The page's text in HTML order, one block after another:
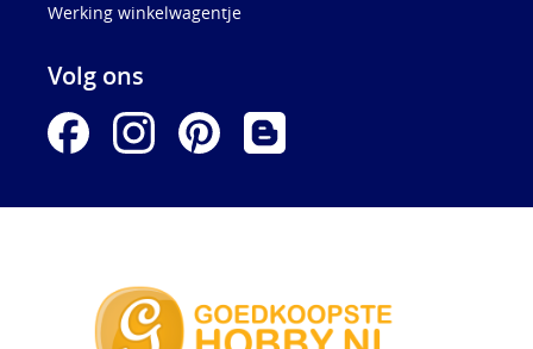
Werking winkelwagentje
Volg ons